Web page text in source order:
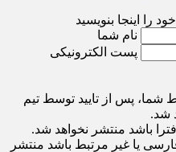
را اینجا بنویسید
نام شما
پست الکترونیکی
شما، پس از تایید توسط تیم
شد.
باشد منتشر نخواهد شد.
یا غیر مرتبط باشد منتشر